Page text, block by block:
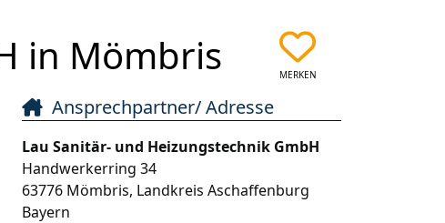
in Mömbris MERKEN
Ansprechpartner/ Adresse
Lau Sanitär- und Heizungstechnik GmbH
Handwerkerring 34
63776 Mömbris, Landkreis Aschaffenburg
Bayern